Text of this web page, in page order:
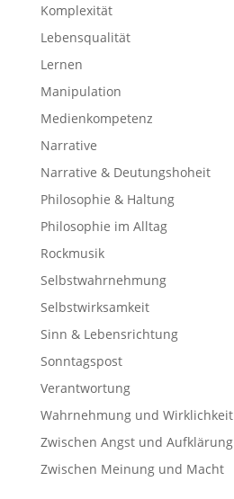
Komplexität
Lebensqualität
Lernen
Manipulation
Medienkompetenz
Narrative
Narrative & Deutungshoheit
Philosophie & Haltung
Philosophie im Alltag
Rockmusik
Selbstwahrnehmung
Selbstwirksamkeit
Sinn & Lebensrichtung
Sonntagspost
Verantwortung
Wahrnehmung und Wirklichkeit
Zwischen Angst und Aufklärung
Zwischen Meinung und Macht